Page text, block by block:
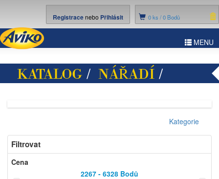
0ks /0 Bodů
Registracenebo Přihlásit
MENU
KATALOG / NÁŘADÍ /
Kategorie
Filtrovat
Cena
2267 - 6328 Bodů